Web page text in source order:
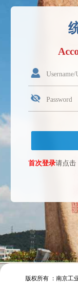
首次登录请点击
The camera will be
首次登录请点
版权所有 ：南京